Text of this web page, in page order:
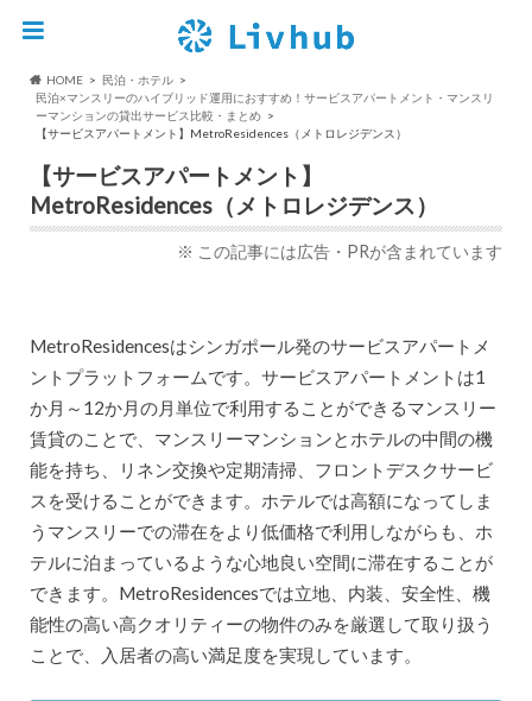
HOME
民泊・ホテル
民泊×マンスリーのハイブリッド運用におすすめ！サービスアパートメント・マンスリ
ーマンションの貸出サービス比較・まとめ
【サービスアパートメント】MetroResidences（メトロレジデンス）
【サービスアパートメント】
MetroResidences（メトロレジデンス）
※ この記事には広告・PRが含まれています
MetroResidencesはシンガポール発のサービスアパートメ
ントプラットフォームです。サービスアパートメントは1
か月～12か月の月単位で利用することができるマンスリー
賃貸のことで、マンスリーマンションとホテルの中間の機
能を持ち、リネン交換や定期清掃、フロントデスクサービ
スを受けることができます。ホテルでは高額になってしま
うマンスリーでの滞在をより低価格で利用しながらも、ホ
テルに泊まっているような心地良い空間に滞在することが
できます。MetroResidencesでは立地、内装、安全性、機
能性の高い高クオリティーの物件のみを厳選して取り扱う
ことで、入居者の高い満足度を実現しています。